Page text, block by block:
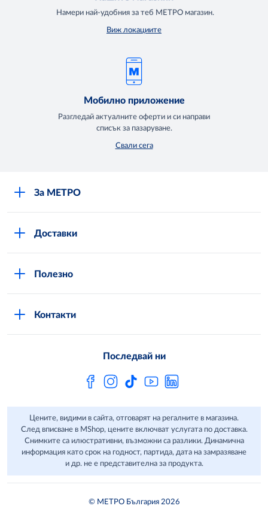
Намери най-удобния за теб МЕТРО магазин.
Виж локациите
Мобилно приложение
Разгледай актуалните оферти и си направи
списък за пазаруване.
Свали сега
За МЕТРО
METRO AG
Доставки
Полезно
Контакти
Последвай ни
Цените, видими в сайта, отговарят на регалните в магазина.
След вписване в MShop, цените включват услугата по доставка.
Снимките са илюстративни, възможни са разлики. Динамична
информация като срок на годност, партида, дата на замразяване
и др. не е представителна за продукта.
© МЕТРО България 2026